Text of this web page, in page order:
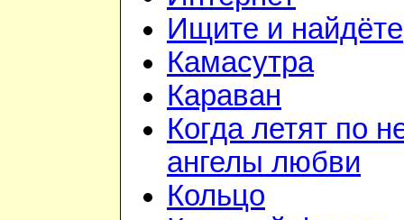
Ищите и найдёте
Камасутра
Караван
Когда летят по
ангелы любви
Кольцо